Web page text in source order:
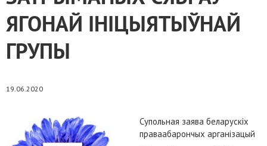
ЯГОНАЙ ІНІЦЫЯТЫЎНАЙ
ГРУПЫ
19.06.2020
Супольная заява беларускіх
праваабарончых арганізацый